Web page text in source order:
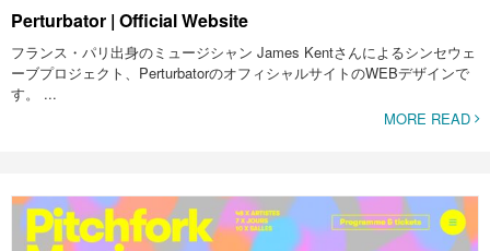
Perturbator | Official Website
フランス・パリ出身のミュージシャン James Kentさんによるシンセウェ
ーブプロジェクト、PerturbatorのオフィシャルサイトのWEBデザインで
す。 ...
MORE READ